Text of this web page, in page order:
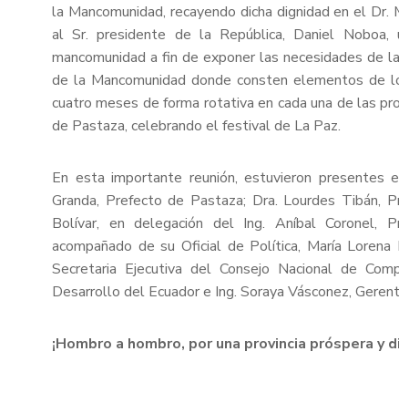
la Mancomunidad, recayendo dicha dignidad en el
al Sr. presidente de la República, Daniel
mancomunidad a fin de exponer las necesidades de
de la Mancomunidad donde consten elementos de
cuatro meses de forma rotativa en cada una de las
de Pastaza, celebrando el festival de La Paz.
En esta importante reunión, estuvieron presentes
Granda, Prefecto de Pastaza; Dra. Lourdes Tibán,
Bolívar, en delegación del Ing. Aníbal Coronel,
acompañado de su Oficial de Política, María
Secretaria Ejecutiva del Consejo Nacional de
Desarrollo del Ecuador e Ing. Soraya Vásconez,
¡Hombro a hombro, por una provincia próspera y